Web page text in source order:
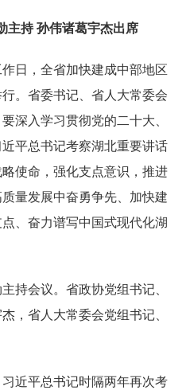
主持 孙伟诸葛宇杰出席
日，全省加快建成中部地区
。省委书记、省人大常委会
深入学习贯彻党的二十大、
平总书记考察湖北重要讲话
使命，强化支点意识，推进
量发展中奋勇争先、加快建
、奋力谱写中国式现代化湖
持会议。省政协党组书记、
，省人大常委会党组书记、
近平总书记时隔两年再次考